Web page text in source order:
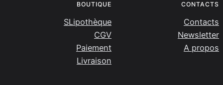
BOUTIQUE
SLipothèque
CGV
Paiement
Livraison
CONTACTS
Contacts
Newsletter
A propos